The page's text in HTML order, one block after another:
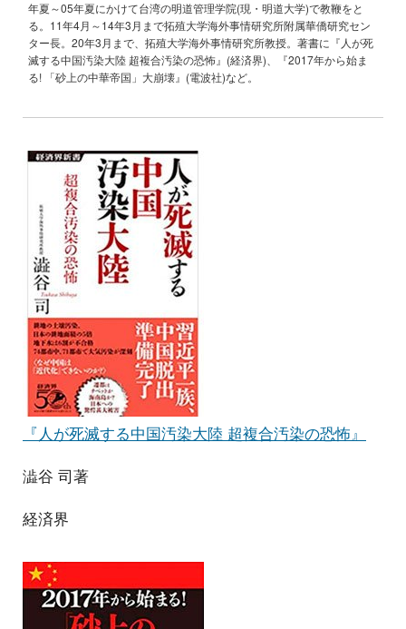
年夏～05年夏にかけて台湾の明道管理学院(現・明道大学)で教鞭をと
る。11年4月～14年3月まで拓殖大学海外事情研究所附属華僑研究セン
ター長。20年3月まで、拓殖大学海外事情研究所教授。著書に『人が死
滅する中国汚染大陸 超複合汚染の恐怖』(経済界)、『2017年から始ま
る! 「砂上の中華帝国」大崩壊』(電波社)など。
『人が死滅する中国汚染大陸 超複合汚染の恐怖』
澁谷 司著
経済界